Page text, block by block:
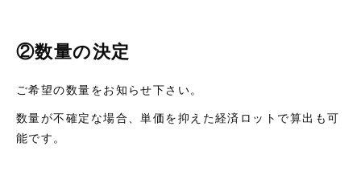
②数量の決定
ご希望の数量をお知らせ下さい。
数量が不確定な場合、単価を抑えた経済ロットで算出も可
能です。